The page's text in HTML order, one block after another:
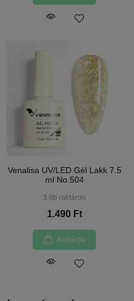
Venalisa UV/LED Gél Lakk 7.5
ml No.504
3 db raktáron
1.490 Ft
Kosárba